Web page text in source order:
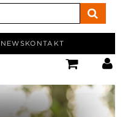
NEWSKONTAKT